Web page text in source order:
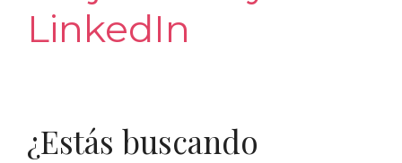
LinkedIn
¿Estás buscando